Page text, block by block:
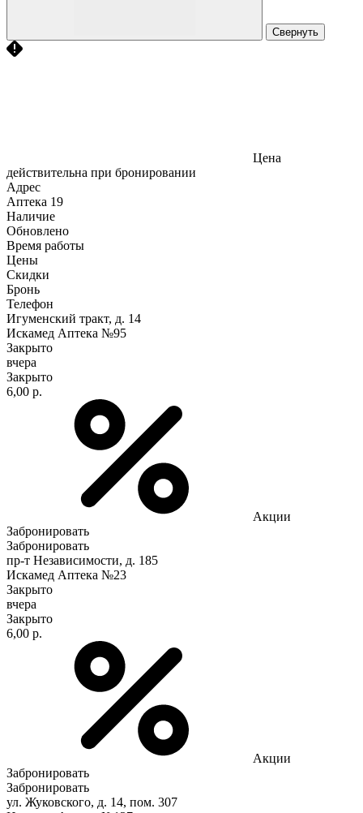
Свернуть
Цена
действительна при бронировании
Адрес
Аптека 19
Наличие
Обновлено
Время работы
Цены
Скидки
Бронь
Телефон
Игуменский тракт, д. 14
Искамед Аптека №95
Закрыто
вчера
Закрыто
6,00 р.
Акции
Забронировать
Забронировать
пр-т Независимости, д. 185
Искамед Аптека №23
Закрыто
вчера
Закрыто
6,00 р.
Акции
Забронировать
Забронировать
ул. Жуковского, д. 14, пом. 307